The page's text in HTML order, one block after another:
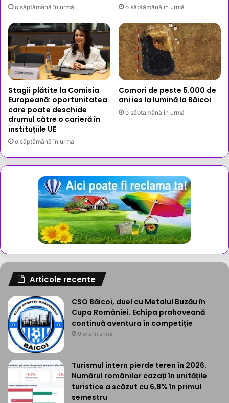
o săptămână în urmă o săptămână în urmă
Stagii plătite la Comisia
Europeană: oportunitatea
care poate deschide
drumul către o carieră în
instituțiile UE
o săptămână în urmă
Comori de peste 5.000 de
ani ies la lumină la Băicoi
o săptămână în urmă
Articole recente
CSO Băicoi, duel cu Metalul Buzău în
Cupa României. Echipa prahoveană
continuă aventura în competiție
9 ore în urmă
Turismul intern pierde teren în 2026.
Numărul românilor cazați în unitățile
turistice a scăzut cu 6,8% în primul
semestru